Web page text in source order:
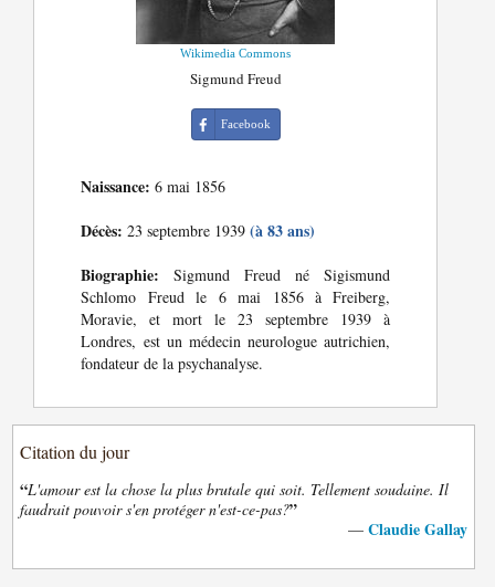
Wikimedia Commons
Sigmund Freud
Facebook
Naissance: 6 mai 1856
Décès: 23 septembre 1939(à 83 ans)
Biographie: Sigmund Freud né Sigismund
Schlomo Freud le 6 mai 1856 à Freiberg,
Moravie, et mort le 23 septembre 1939 à
Londres, est un médecin neurologue autrichien,
fondateur de la psychanalyse.
Citation du jour
“L'amour est la chose la plus brutale qui soit. Tellement soudaine. Il
faudrait pouvoir s'en protéger n'est-ce-pas?”
— Claudie Gallay